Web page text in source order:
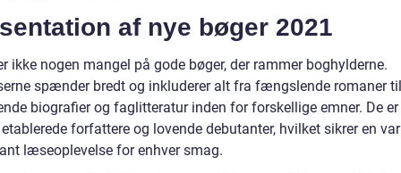
af nye bøger 2021
ikke nogen mangel på gode bøger, der rammer boghylderne.
spænder bredt og inkluderer alt fra fængslende romaner til
biografier og faglitteratur inden for forskellige emner. De er
forfattere og lovende debutanter, hvilket sikrer en
læseoplevelse for enhver smag.